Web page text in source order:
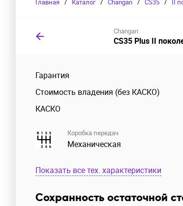
Главная / Каталог / Changan / CS35 / II
Changan
CS35 Plus II
Гарантия
Стоимость владения (без КАСКО)
КАСКО
Коробка передач
Механическая
Показать все тех. характеристики
Сохранность остаточной